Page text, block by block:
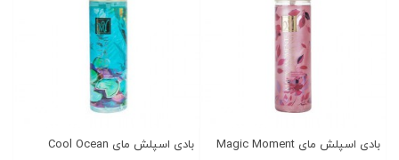
بادی اسپلش مای Magic Moment بادی اسپلش مای Cool Ocean